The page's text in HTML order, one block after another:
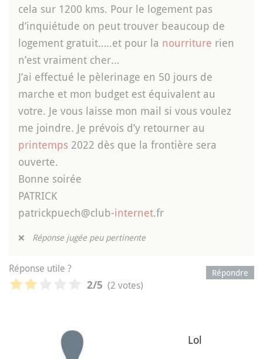
cela sur 1200 kms. Pour le logement pas
d’inquiétude on peut trouver beaucoup de
logement gratuit…..et pour la nourriture rien
n’est vraiment cher…
J’ai effectué le pèlerinage en 50 jours de
marche et mon budget est équivalent au
votre. Je vous laisse mon mail si vous voulez
me joindre. Je prévois d’y retourner au
printemps 2022 dès que la frontière sera
ouverte.
Bonne soirée
PATRICK
patrickpuech@club-internet.fr
❌ Réponse jugée peu pertinente
Répondre
Réponse utile ?
2/5 (2 votes)
Lol